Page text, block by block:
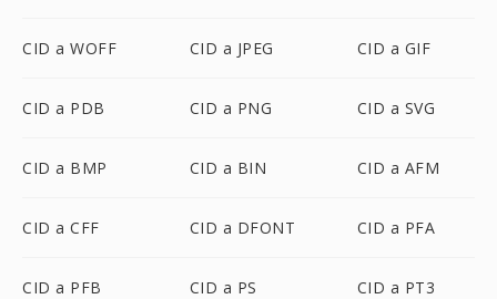
CID a WOFF CID a JPEG CID a GIF
CID a PDB CID a PNG CID a SVG
CID a BMP CID a BIN CID a AFM
CID a CFF CID a DFONT CID a PFA
CID a PFB CID a PS CID a PT3